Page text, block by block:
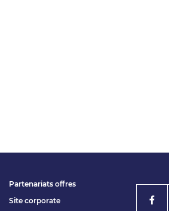
Partenariats offres
Site corporate